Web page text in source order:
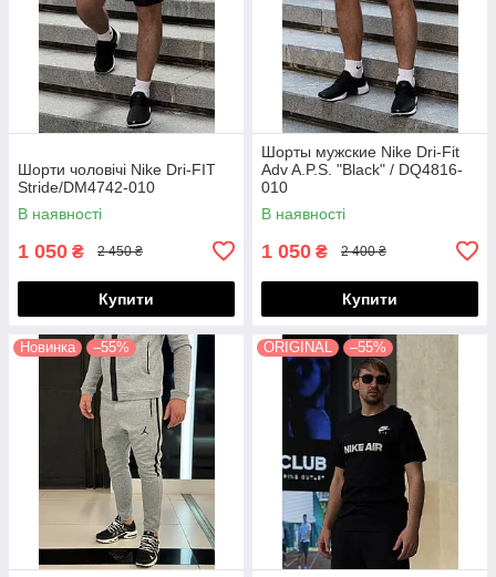
Шорти чоловічі Nike Dri-FIT
Stride/DM4742-010
В наявності
1 050 ₴ 2 450 ₴
Купити
Шорты мужские Nike Dri-Fit
Adv A.P.S. "Black" / DQ4816-
010
В наявності
1 050 ₴ 2 400 ₴
Купити
Новинка –55% ORIGINAL –55%